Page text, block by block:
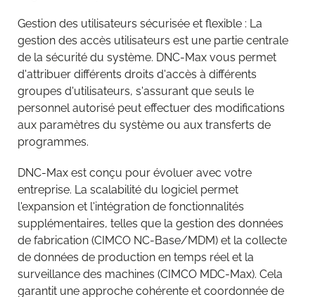
Gestion des utilisateurs sécurisée et flexible : La
gestion des accès utilisateurs est une partie centrale
de la sécurité du système. DNC-Max vous permet
d'attribuer différents droits d'accès à différents
groupes d'utilisateurs, s'assurant que seuls le
personnel autorisé peut effectuer des modifications
aux paramètres du système ou aux transferts de
programmes.
DNC-Max est conçu pour évoluer avec votre
entreprise. La scalabilité du logiciel permet
l'expansion et l'intégration de fonctionnalités
supplémentaires, telles que la gestion des données
de fabrication (CIMCO NC-Base/MDM) et la collecte
de données de production en temps réel et la
surveillance des machines (CIMCO MDC-Max). Cela
garantit une approche cohérente et coordonnée de